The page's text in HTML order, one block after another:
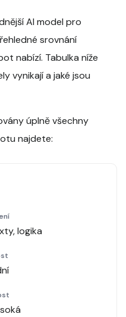
AI model pro
srovnání
nabízí. Tabulka níže
vynikají a jaké jsou
úplně všechny
najdete:
logika